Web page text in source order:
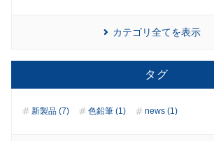
カテゴリ全てを表示
タグ
新製品 (7) 色鉛筆 (1) news (1)